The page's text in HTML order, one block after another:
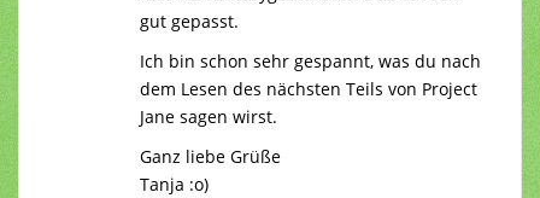
gut gepasst.
Ich bin schon sehr gespannt, was du nach
dem Lesen des nächsten Teils von Project
Jane sagen wirst.
Ganz liebe Grüße
Tanja :o)